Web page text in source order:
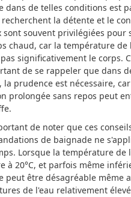
dans de telles conditions est
la détente et le
sont souvent privilégiées pour
chaud, car la température de
significativement le corps.
de se rappeler que dans
la prudence est nécessaire,
prolongée sans repos peut
de noter que ces
de baignade ne
Lorsque la température de
à 20°C, et parfois même
peut être désagréable même
de l'eau relativement